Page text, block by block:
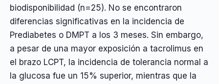
biodisponibilidad (n=25). No se encontraron
diferencias significativas en la incidencia de
Prediabetes o DMPT a los 3 meses. Sin embargo,
a pesar de una mayor exposición a tacrolimus en
el brazo LCPT, la incidencia de tolerancia normal a
la glucosa fue un 15% superior, mientras que la